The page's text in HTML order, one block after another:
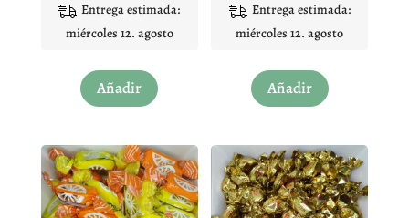
de 5
Entrega estimada:
miércoles 12. agosto
Añadir
producto
variantes.
Las
opciones
de 5
Entrega estimada:
miércoles 12. agosto
Añadir
producto
variantes.
Las
opciones